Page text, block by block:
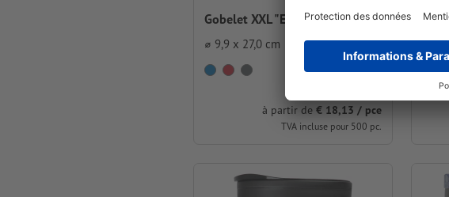
Gobelet XXL "El Roque"
⌀ 9,9 x 27,0 cm
à partir de € 18,13 / pce
TVA incluse pour 500 pc.
⌀